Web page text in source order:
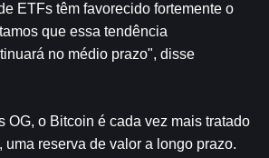
ETFs têm favorecido fortemente o
que essa tendência
no médio prazo", disse
OG, o Bitcoin é cada vez mais tratado
uma reserva de valor a longo prazo.